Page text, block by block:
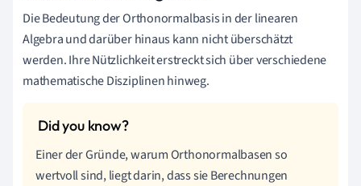
Die Bedeutung der Orthonormalbasis in der linearen
Algebra und darüber hinaus kann nicht überschätzt
werden. Ihre Nützlichkeit erstreckt sich über verschiedene
mathematische Disziplinen hinweg.
Einer der Gründe, warum Orthonormalbasen so
wertvoll sind, liegt darin, dass sie Berechnungen